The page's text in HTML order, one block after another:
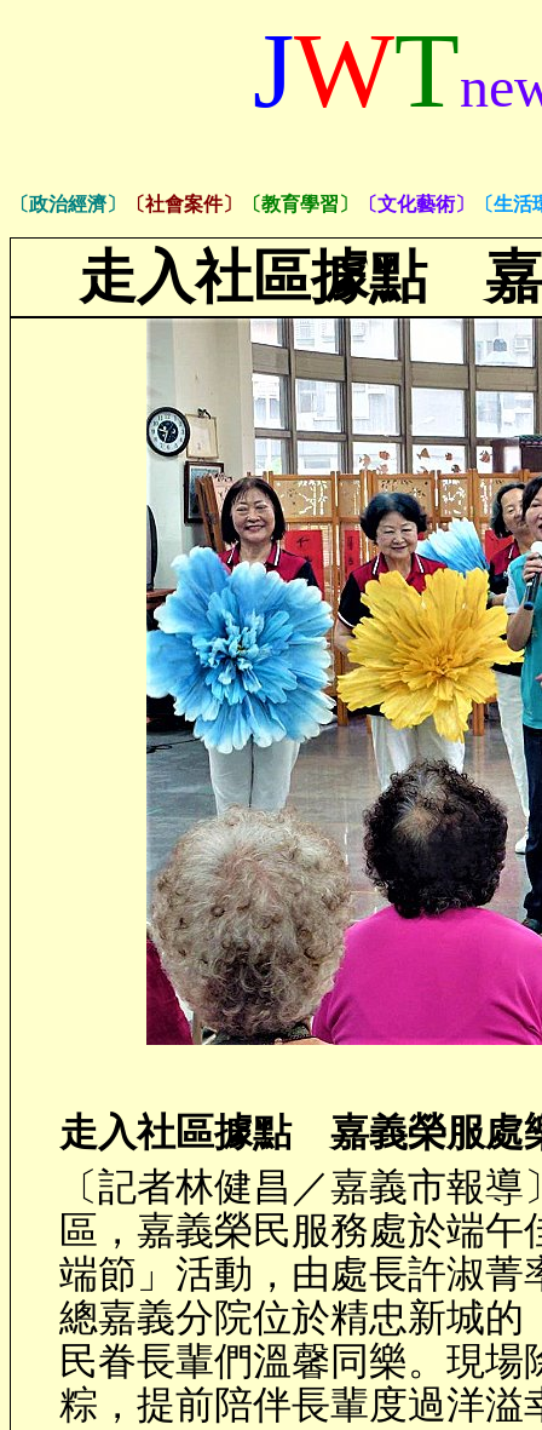
JWT
〔政治經濟〕 〔社會案件〕 〔教育學習〕 〔文化藝術〕 〔生活
走入社區據點
走入社區據點 嘉義榮服處
〔記者林健昌／嘉義市報
區，嘉義榮民服務處於端
端節」活動，由處長許淑
總嘉義分院位於精忠新城的
民眷長輩們溫馨同樂。現
粽，提前陪伴長輩度過洋溢